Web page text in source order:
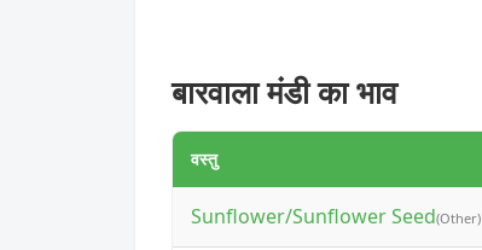
बारवाला मंडी का भाव
वस्तु
Sunflower/Sunflower Seed(Other)